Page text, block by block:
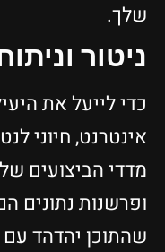
שלך.
ניטור
כדי לייעל את
אינטרנט, חיוני
מדדי הביצועים
ופרשנות נתונים
שהתוכן יהדהד